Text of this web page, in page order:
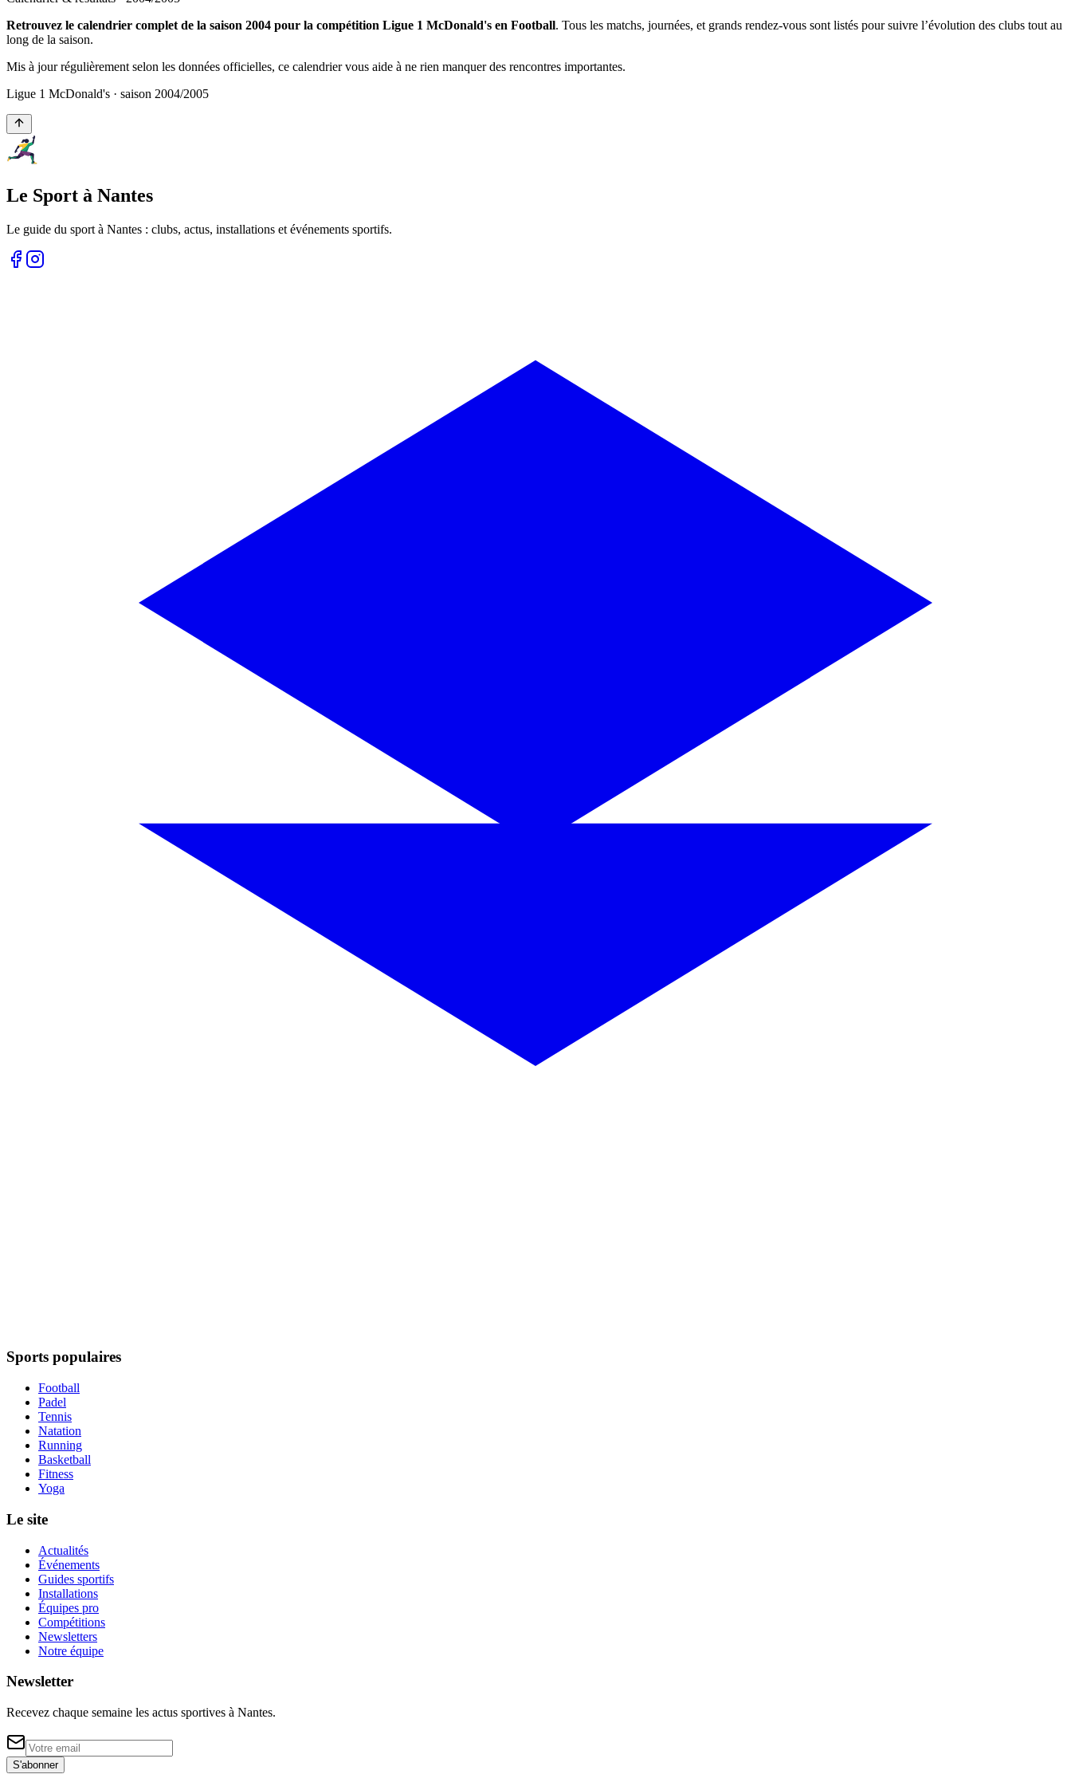
Retrouvez le calendrier complet de la saison 2004 pour la compétition Ligue 1 McDonald's en Football. Tous les matchs, journées, et grands rendez-vous sont listés pour suivre l’évolution des clubs tout au
long de la saison.
Mis à jour régulièrement selon les données officielles, ce calendrier vous aide à ne rien manquer des rencontres importantes.
Ligue 1 McDonald's · saison 2004/2005
Le Sport à Nantes
Le guide du sport à Nantes : clubs, actus, installations et événements sportifs.
Sports populaires
Football
Padel
Tennis
Natation
Running
Basketball
Fitness
Yoga
Le site
Actualités
Événements
Guides sportifs
Installations
Équipes pro
Compétitions
Newsletters
Notre équipe
Newsletter
Recevez chaque semaine les actus sportives à Nantes.
S'abonner